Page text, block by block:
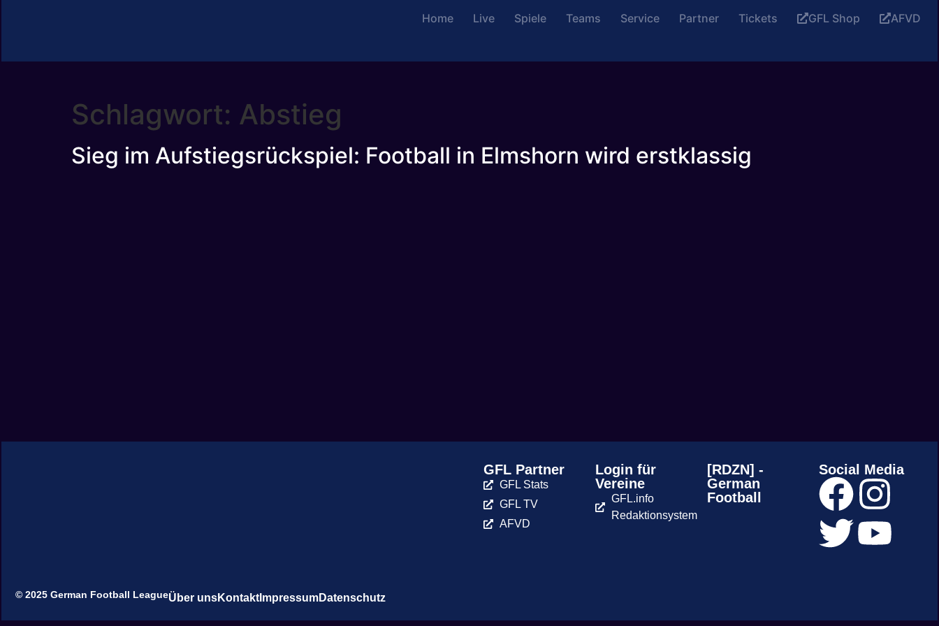
Home Live Spiele Teams Service Partner Tickets GFL Shop AFVD
Schlagwort: Abstieg
Sieg im Aufstiegsrückspiel: Football in Elmshorn wird erstklassig
GFL Partner
GFL Stats
GFL TV
AFVD
Login für
Vereine
GFL.info
Redaktionsystem
[RDZN] -
German
Football
Social Media
© 2025 German Football LeagueÜber unsKontakt ImpressumDatenschutz